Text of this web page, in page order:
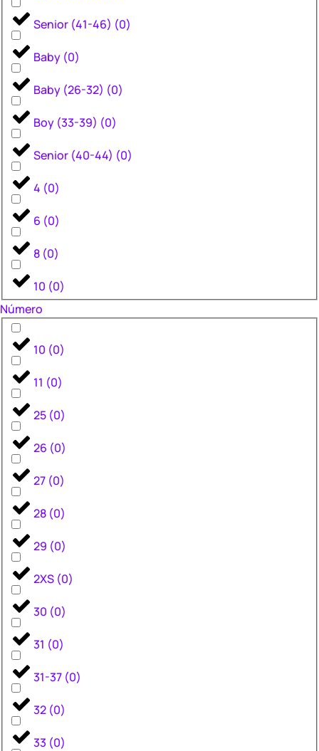
Senior (41-46) (0)
Baby (0)
Baby (26-32) (0)
Boy (33-39) (0)
Senior (40-44) (0)
4 (0)
6 (0)
8 (0)
10 (0)
Número
10 (0)
11 (0)
25 (0)
26 (0)
27 (0)
28 (0)
29 (0)
2XS (0)
30 (0)
31 (0)
31-37 (0)
32 (0)
33 (0)